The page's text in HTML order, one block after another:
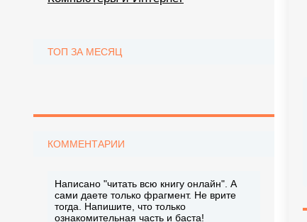
ТОП ЗА МЕСЯЦ
КОММЕНТАРИИ
Написано "читать всю книгу онлайн". А
сами даете только фрагмент. Не врите
тогда. Напишите, что только
ознакомительная часть и баста!